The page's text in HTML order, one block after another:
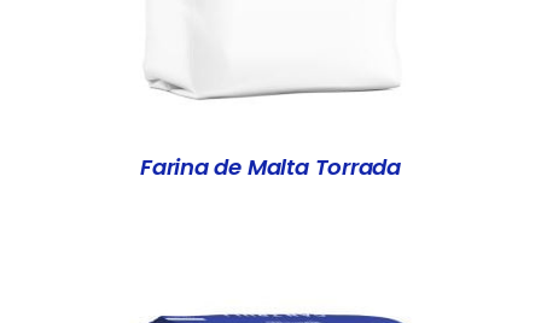
Farina de Malta Torrada